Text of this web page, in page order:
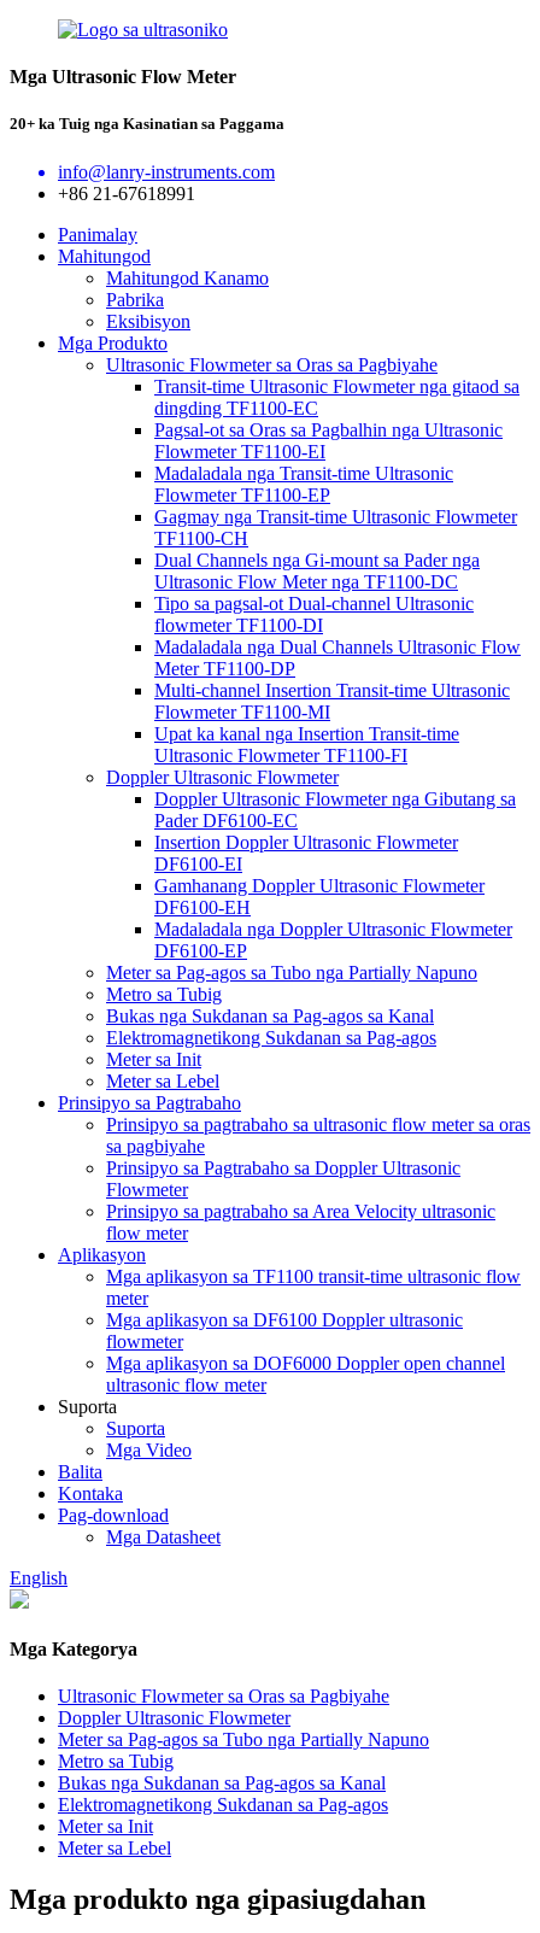
Mga Ultrasonic Flow Meter
20+ ka Tuig nga Kasinatian sa Paggama
info@lanry-instruments.com
+86 21-67618991
Panimalay
Mahitungod
Mahitungod Kanamo
Pabrika
Eksibisyon
Mga Produkto
Ultrasonic Flowmeter sa Oras sa Pagbiyahe
Transit-time Ultrasonic Flowmeter nga gitaod sa
dingding TF1100-EC
Pagsal-ot sa Oras sa Pagbalhin nga Ultrasonic
Flowmeter TF1100-EI
Madaladala nga Transit-time Ultrasonic
Flowmeter TF1100-EP
Gagmay nga Transit-time Ultrasonic Flowmeter
TF1100-CH
Dual Channels nga Gi-mount sa Pader nga
Ultrasonic Flow Meter nga TF1100-DC
Tipo sa pagsal-ot Dual-channel Ultrasonic
flowmeter TF1100-DI
Madaladala nga Dual Channels Ultrasonic Flow
Meter TF1100-DP
Multi-channel Insertion Transit-time Ultrasonic
Flowmeter TF1100-MI
Upat ka kanal nga Insertion Transit-time
Ultrasonic Flowmeter TF1100-FI
Doppler Ultrasonic Flowmeter
Doppler Ultrasonic Flowmeter nga Gibutang sa
Pader DF6100-EC
Insertion Doppler Ultrasonic Flowmeter
DF6100-EI
Gamhanang Doppler Ultrasonic Flowmeter
DF6100-EH
Madaladala nga Doppler Ultrasonic Flowmeter
DF6100-EP
Meter sa Pag-agos sa Tubo nga Partially Napuno
Metro sa Tubig
Bukas nga Sukdanan sa Pag-agos sa Kanal
Elektromagnetikong Sukdanan sa Pag-agos
Meter sa Init
Meter sa Lebel
Prinsipyo sa Pagtrabaho
Prinsipyo sa pagtrabaho sa ultrasonic flow meter sa oras
sa pagbiyahe
Prinsipyo sa Pagtrabaho sa Doppler Ultrasonic
Flowmeter
Prinsipyo sa pagtrabaho sa Area Velocity ultrasonic
flow meter
Aplikasyon
Mga aplikasyon sa TF1100 transit-time ultrasonic flow
meter
Mga aplikasyon sa DF6100 Doppler ultrasonic
flowmeter
Mga aplikasyon sa DOF6000 Doppler open channel
ultrasonic flow meter
Suporta
Suporta
Mga Video
Balita
Kontaka
Pag-download
Mga Datasheet
English
Mga Kategorya
Ultrasonic Flowmeter sa Oras sa Pagbiyahe
Doppler Ultrasonic Flowmeter
Meter sa Pag-agos sa Tubo nga Partially Napuno
Metro sa Tubig
Bukas nga Sukdanan sa Pag-agos sa Kanal
Elektromagnetikong Sukdanan sa Pag-agos
Meter sa Init
Meter sa Lebel
Mga produkto nga gipasiugdahan